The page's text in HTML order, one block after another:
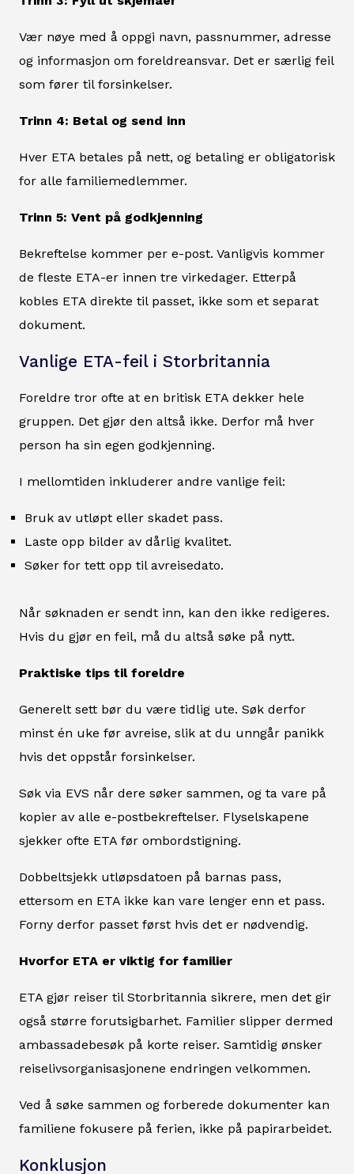
Vær nøye med å oppgi navn, passnummer, adresse
og informasjon om foreldreansvar. Det er særlig feil
som fører til forsinkelser.
Trinn 4: Betal og send inn
Hver ETA betales på nett, og betaling er obligatorisk
for alle familiemedlemmer.
Trinn 5: Vent på godkjenning
Bekreftelse kommer per e-post. Vanligvis kommer
de fleste ETA-er innen tre virkedager. Etterpå
kobles ETA direkte til passet, ikke som et separat
dokument.
Vanlige ETA-feil i Storbritannia
Foreldre tror ofte at en britisk ETA dekker hele
gruppen. Det gjør den altså ikke. Derfor må hver
person ha sin egen godkjenning.
I mellomtiden inkluderer andre vanlige feil:
Bruk av utløpt eller skadet pass.
Laste opp bilder av dårlig kvalitet.
Søker for tett opp til avreisedato.
Når søknaden er sendt inn, kan den ikke redigeres.
Hvis du gjør en feil, må du altså søke på nytt.
Praktiske tips til foreldre
Generelt sett bør du være tidlig ute. Søk derfor
minst én uke før avreise, slik at du unngår panikk
hvis det oppstår forsinkelser.
Søk via EVS når dere søker sammen, og ta vare på
kopier av alle e-postbekreftelser. Flyselskapene
sjekker ofte ETA før ombordstigning.
Dobbeltsjekk utløpsdatoen på barnas pass,
ettersom en ETA ikke kan vare lenger enn et pass.
Forny derfor passet først hvis det er nødvendig.
Hvorfor ETA er viktig for familier
ETA gjør reiser til Storbritannia sikrere, men det gir
også større forutsigbarhet. Familier slipper dermed
ambassadebesøk på korte reiser. Samtidig ønsker
reiselivsorganisasjonene endringen velkommen.
Ved å søke sammen og forberede dokumenter kan
familiene fokusere på ferien, ikke på papirarbeidet.
Konklusjon